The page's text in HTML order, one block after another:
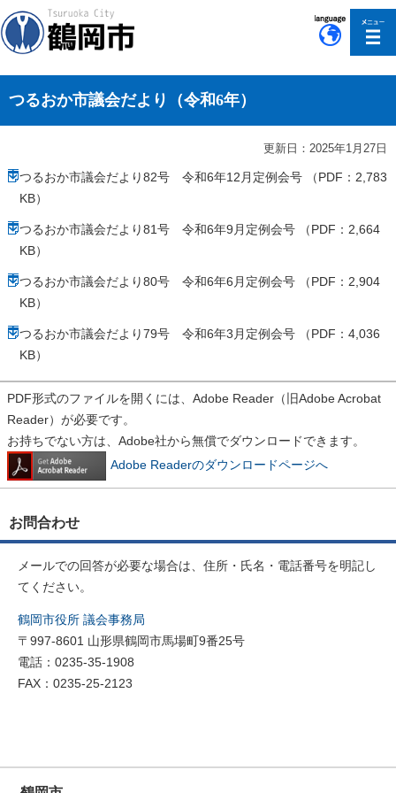
つるおか市議会だより（令和6年）
更新日：2025年1月27日
つるおか市議会だより82号 令和6年12月定例会号 （PDF：2,783
KB）
つるおか市議会だより81号 令和6年9月定例会号 （PDF：2,664
KB）
つるおか市議会だより80号 令和6年6月定例会号 （PDF：2,904
KB）
つるおか市議会だより79号 令和6年3月定例会号 （PDF：4,036
KB）
PDF形式のファイルを開くには、Adobe Reader（旧Adobe Acrobat
Reader）が必要です。
お持ちでない方は、Adobe社から無償でダウンロードできます。
Adobe Readerのダウンロードページへ
お問合わせ
メールでの回答が必要な場合は、住所・氏名・電話番号を明記し
てください。
鶴岡市役所 議会事務局
〒997-8601 山形県鶴岡市馬場町9番25号
電話：0235-35-1908
FAX：0235-25-2123